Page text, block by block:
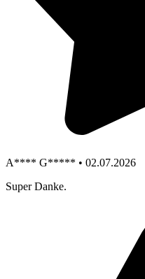
A**** G***** • 02.07.2026
Super Danke.